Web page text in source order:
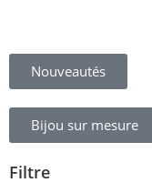
Nouveautés
Bijou sur mesure
Filtre